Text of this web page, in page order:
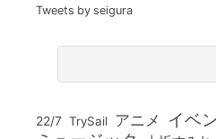
Tweets by seigura
22/7 TrySail アニメ イベ